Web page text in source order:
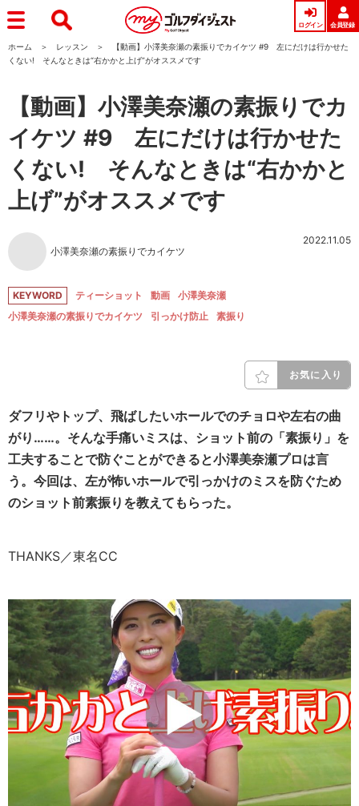
ログイン 会員登録
ホーム レッスン
【動画】小澤美奈瀬の素振りでカイケツ #9 左にだけは行かせた
くない! そんなときは“右かかと上げ”がオススメです
【動画】小澤美奈瀬の素振りでカ
イケツ #9 左にだけは行かせた
くない! そんなときは“右かかと
上げ”がオススメです
小澤美奈瀬の素振りでカイケツ
2022.11.05
KEYWORD ティーショット 動画
小澤美奈瀬
小澤美奈瀬の素振りでカイケツ
引っかけ防止 素振り
お気に入り
ダフリやトップ、飛ばしたいホールでのチョロや左右の曲
がり……。そんな手痛いミスは、ショット前の「素振り」を
工夫することで防ぐことができると小澤美奈瀬プロは言
う。今回は、左が怖いホールで引っかけのミスを防ぐため
のショット前素振りを教えてもらった。
THANKS／東名CC